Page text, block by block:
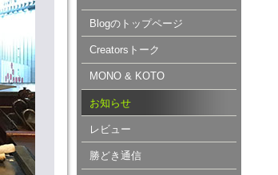
Blogのトップページ
Creatorsトーク
MONO & KOTO
お知らせ
レビュー
勝どき通信